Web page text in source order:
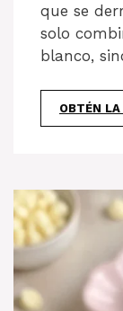
que se
solo
blanco,
OBTÉN LA